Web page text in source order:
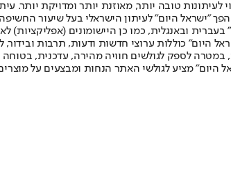
טובה יותר, מאוזנת יותר ומדויקת יותר.
תשלום. המהדורה המודפסת הראשונה פורסמה ב-30 ביולי 2007, וב-2010 הפך
היום" כוללות ערוצי חדשות ודעות, תרבות ובידור,
במטרה לספק לגולשים חוויה מהירה, עדכנית,
היום" מציע לגולשי האתר הנחות ומבצעים על